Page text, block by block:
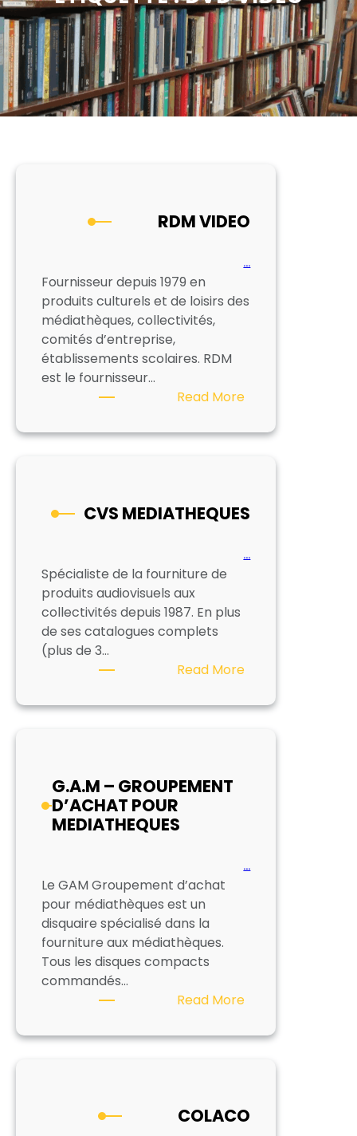
RDM VIDEO
…
Fournisseur depuis 1979 en
produits culturels et de loisirs des
médiathèques, collectivités,
comités d’entreprise,
établissements scolaires. RDM
est le fournisseur…
Read More:
VIDEO
CVS MEDIATHEQUES
…
Spécialiste de la fourniture de
produits audiovisuels aux
collectivités depuis 1987. En plus
de ses catalogues complets
(plus de 3…
Read More:
MEDIATHEQUES
G.A.M – GROUPEMENT
D’ACHAT POUR
MEDIATHEQUES
…
Le GAM Groupement d’achat
pour médiathèques est un
disquaire spécialisé dans la
fourniture aux médiathèques.
Tous les disques compacts
commandés…
Read More:
–
MEDIATHEQUES
COLACO